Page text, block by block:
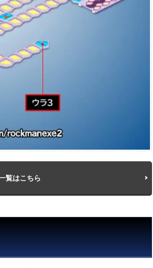
覧はこちら